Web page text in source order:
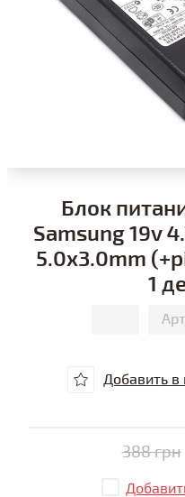
Блок
Samsung 19v
5.0x3.0mm
1
Добавить в
388 грн